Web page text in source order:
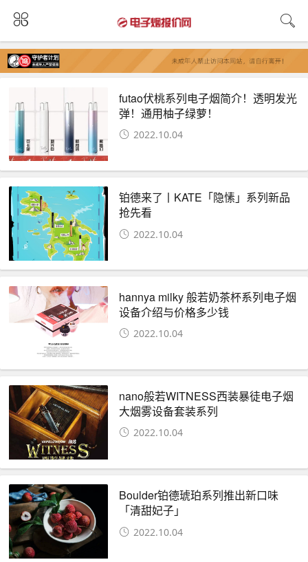
futao伏桃系列电子烟简介！透明发光
弹！通用柚子绿萝！
2022.10.04
铂德来了丨KATE「隐愫」系列新品
抢先看
2022.10.04
hannya milky 般若奶茶杯系列电子烟
设备介绍与价格多少钱
2022.10.04
nano般若WITNESS西装暴徒电子烟
大烟雾设备套装系列
2022.10.04
Boulder铂德琥珀系列推出新口味
「清甜妃子」
2022.10.04